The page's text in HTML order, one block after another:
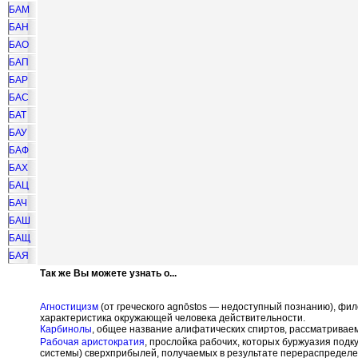
БАМ
БАН
БАО
БАП
БАР
БАС
БАТ
БАУ
БАФ
БАХ
БАЦ
БАЧ
БАШ
БАЩ
БАЯ
Так же Вы можете узнать о...
Агностицизм (от греческого agnōstos — недоступный познанию),
характеристика окружающей человека действительности.
Карбинолы, общее название алифатических спиртов,
Рабочая аристократия, прослойка рабочих, которых буржуазия
системы) сверхприбылей, получаемых в результате